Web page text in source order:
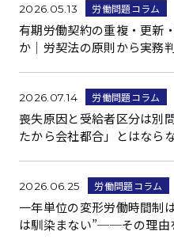
2026.05.13 労働問題コラム
有期労働契約の重複・更新
か｜労契法の原則から実務
2026.07.14 労働問題コラム
喪失原因と受給者区分は別
たから会社都合」とはなら
2026.06.25 労働問題コラム
一年単位の変形労働時間制
は馴染まない”──その理由